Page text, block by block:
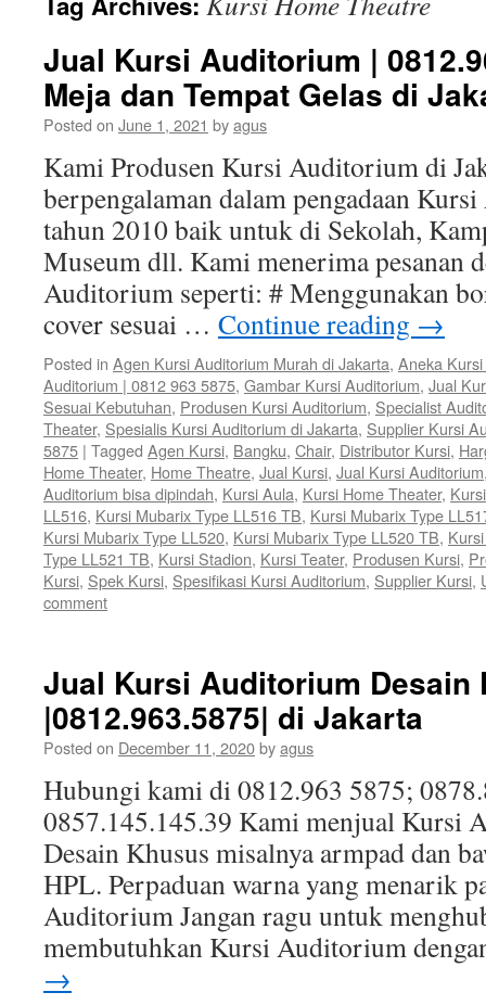
Jual Kursi Auditorium |
Meja dan Tempat Gelas di
Posted on June 1, 2021 byagus
Kami Produsen Kursi Auditorium di
berpengalaman dalam pengadaan
tahun 2010 baik untuk di Sekolah,
Museum dll. Kami menerima pesanan
Auditorium seperti: # Menggunakan
cover sesuai … Continue reading →
Posted in Agen Kursi Auditorium Murah di Jakarta, Aneka
Auditorium | 0812 963 5875, Gambar Kursi Auditorium, Jual
Sesuai Kebutuhan, Produsen Kursi Auditorium, Specialist
Theater, Spesialis Kursi Auditorium di Jakarta, Supplier Kursi
5875 | Tagged Agen Kursi, Bangku, Chair, Distributor Kursi,
Home Theater, Home Theatre, Jual Kursi, Jual Kursi Auditorium
Auditorium bisa dipindah, Kursi Aula, Kursi Home Theater,
LL516, Kursi Mubarix Type LL516 TB, Kursi Mubarix Type
Kursi Mubarix Type LL520, Kursi Mubarix Type LL520 TB,
Type LL521 TB, Kursi Stadion, Kursi Teater, Produsen Kursi,
Kursi, Spek Kursi, Spesifikasi Kursi Auditorium, Supplier Kursi,
comment
Jual Kursi Auditorium Desain
|0812.963.5875| di Jakarta
Posted on December 11, 2020byagus
Hubungi kami di 0812.963 5875;
0857.145.145.39 Kami menjual Kursi
Desain Khusus misalnya armpad dan
HPL. Perpaduan warna yang menarik
Auditorium Jangan ragu untuk
membutuhkan Kursi Auditorium
→